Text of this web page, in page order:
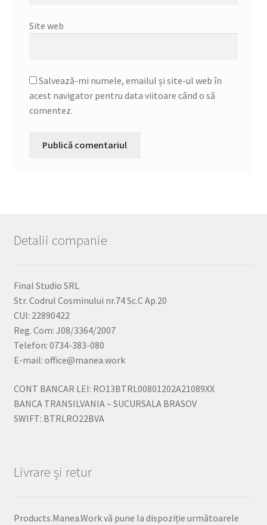
Site web
Salvează-mi numele, emailul și site-ul web în
acest navigator pentru data viitoare când o să
comentez.
Detalii companie
Final Studio SRL
Str. Codrul Cosminului nr.74 Sc.C Ap.20
CUI: 22890422
Reg. Com: J08/3364/2007
Telefon: 0734-383-080
E-mail: office@manea.work
CONT BANCAR LEI: RO13BTRL00801202A21089XX
BANCA TRANSILVANIA – SUCURSALA BRASOV
SWIFT: BTRLRO22BVA
Livrare și retur
Products.Manea.Work vă pune la dispoziție următoarele